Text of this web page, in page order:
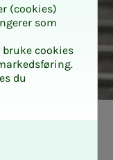
(cookies)
som
cookies
du